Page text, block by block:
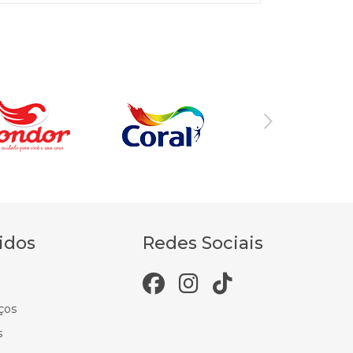
Redes Sociais